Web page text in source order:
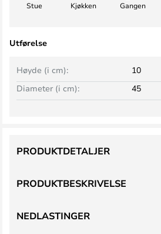
Stue Kjøkken Gangen
Utførelse
Høyde (i cm):
10
Diameter (i cm):
45
PRODUKTBESKRIVELSE
PRODUKTDETALJER
NEDLASTINGER